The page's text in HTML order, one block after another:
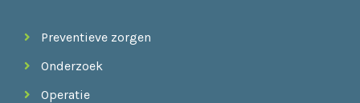
Preventieve zorgen
Onderzoek
Operatie